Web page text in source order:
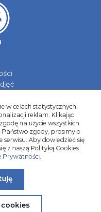
Piłki
w celach statystycznych,
reklam. Klikając
na użycie wszystkich
Państwo zgody, prosimy o
serwisu. Aby dowiedzieć się
z naszą Polityką Cookies
Prywatności..